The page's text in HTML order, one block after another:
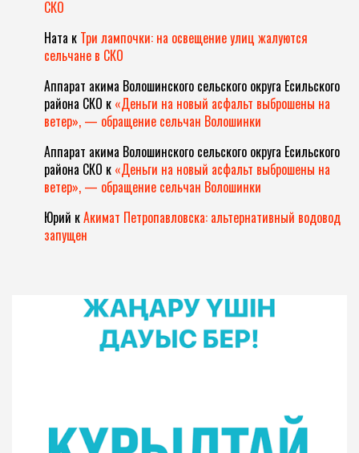
СКО
Ната к Три лампочки: на освещение улиц жалуются
сельчане в СКО
Аппарат акима Волошинского сельского округа Есильского
района СКО к «Деньги на новый асфальт выброшены на
ветер», — обращение сельчан Волошинки
Аппарат акима Волошинского сельского округа Есильского
района СКО к «Деньги на новый асфальт выброшены на
ветер», — обращение сельчан Волошинки
Юрий кАкимат Петропавловска: альтернативный водовод
запущен